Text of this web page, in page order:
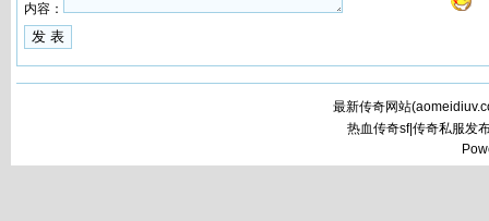
内容：
最新传奇网站(
热血传奇sf|传奇私服发